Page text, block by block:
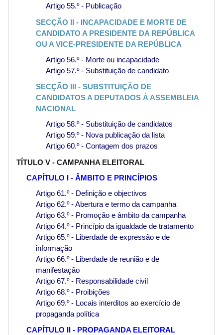
Artigo 55.º - Publicação
SECÇÃO II - INCAPACIDADE E MORTE DE
CANDIDATO A PRESIDENTE DA REPÚBLICA
OU A VICE-PRESIDENTE DA REPÚBLICA
Artigo 56.º - Morte ou incapacidade
Artigo 57.º - Substituição de candidato
SECÇÃO III - SUBSTITUIÇÃO DE
CANDIDATOS A DEPUTADOS À ASSEMBLEIA
NACIONAL
Artigo 58.º - Substituição de candidatos
Artigo 59.º - Nova publicação da lista
Artigo 60.º - Contagem dos prazos
TÍTULO V - CAMPANHA ELEITORAL
CAPÍTULO I - ÂMBITO E PRINCÍPIOS
Artigo 61.º - Definição e objectivos
Artigo 62.º - Abertura e termo da campanha
Artigo 63.º - Promoção e âmbito da campanha
Artigo 64.º - Princípio da igualdade de tratamento
Artigo 65.º - Liberdade de expressão e de
informação
Artigo 66.º - Liberdade de reunião e de
manifestação
Artigo 67.º - Responsabilidade civil
Artigo 68.º - Proibições
Artigo 69.º - Locais interditos ao exercício de
propaganda política
CAPÍTULO II - PROPAGANDA ELEITORAL